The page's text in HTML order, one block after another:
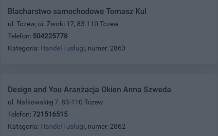
Blacharstwo samochodowe Tomasz Kul
ul. Tczew, ui. Żwirki 17, 83-110 Tczew
Telefon: 504225778
Kategoria: Handel i usługi, numer: 2863
Design and You Aranżacja Okien Anna Szweda
ul. Nałkowskiej 7, 83-110 Tczew
Telefon: 721516515
Kategoria: Handel i usługi, numer: 2862